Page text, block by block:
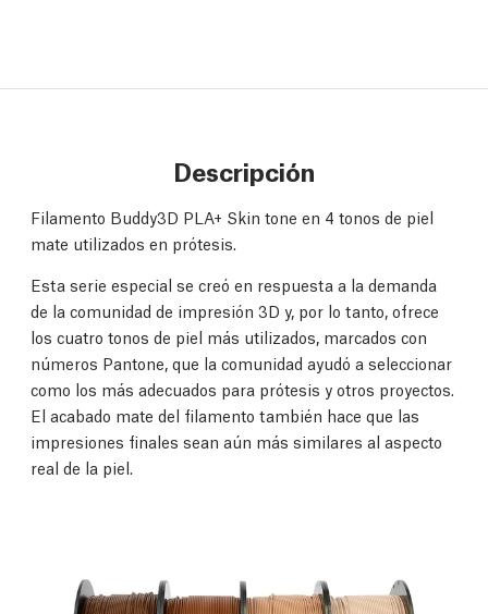
Descripción
Filamento Buddy3D PLA+ Skin tone en 4 tonos de piel
mate utilizados en prótesis.
Esta serie especial se creó en respuesta a la demanda
de la comunidad de impresión 3D y, por lo tanto, ofrece
los cuatro tonos de piel más utilizados, marcados con
números Pantone, que la comunidad ayudó a seleccionar
como los más adecuados para prótesis y otros proyectos.
El acabado mate del filamento también hace que las
impresiones finales sean aún más similares al aspecto
real de la piel.